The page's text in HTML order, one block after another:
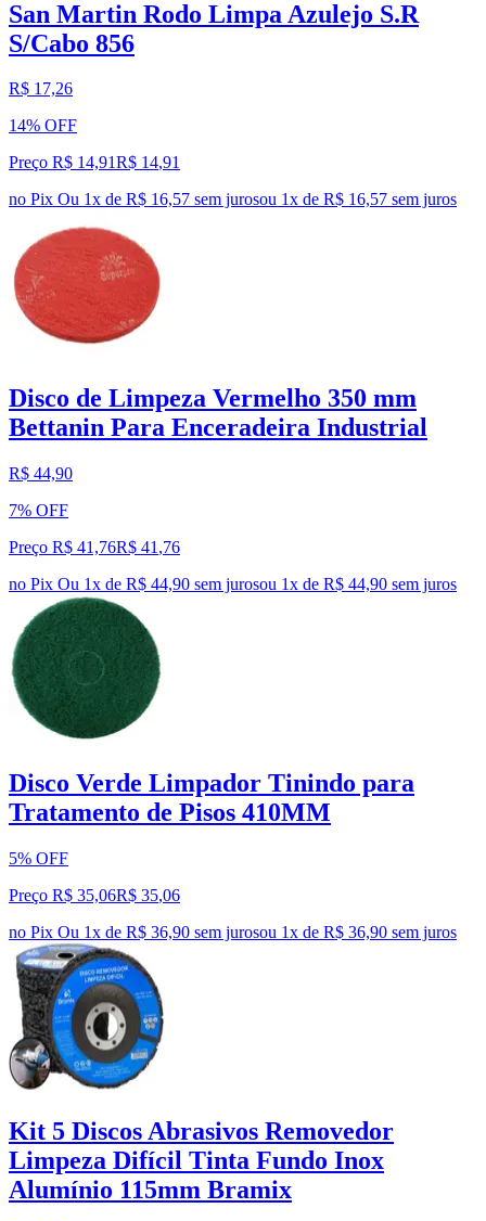
San Martin Rodo Limpa Azulejo S.R
S/Cabo 856
R$ 17,26
14% OFF
Preço R$ 14,91R$ 14,91
no Pix Ou 1x de R$ 16,57 sem jurosou 1x de R$ 16,57 sem juros
Disco de Limpeza Vermelho 350 mm
Bettanin Para Enceradeira Industrial
R$ 44,90
7% OFF
Preço R$ 41,76R$ 41 ,76
no Pix Ou 1x de R$ 44,90 sem jurosou 1x de R$ 44,90 sem juros
Disco Verde Limpador Tinindo para
Tratamento de Pisos 410MM
5% OFF
Preço R$ 35,06R$ 35,06
no Pix Ou 1x de R$ 36,90 sem jurosou 1x de R$ 36,90 sem juros
Kit 5 Discos Abrasivos Removedor
Limpeza Difícil Tinta Fundo Inox
Alumínio 115mm Bramix